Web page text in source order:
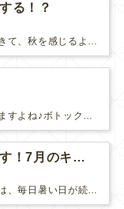
る！？
すっきりとした小顔には憧れますよね♪ボトックス注射は、おでこや眉間などの表情ジワを消すために注入することが多いですが、注入する部位…
すっきりボディを目指す！7月のキャンペーン
みなさま、こんにちは。東京は、毎日暑い日が続いております。紫外線はもちろんのこと、熱中症にも十分に気をつけてくださいね☀️薄着…